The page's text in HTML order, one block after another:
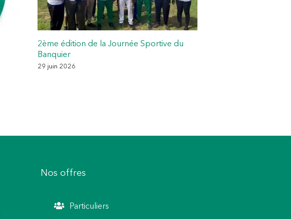
2ème édition de la Journée Sportive du
Banquier
29 juin 2026
Nos offres
Particuliers